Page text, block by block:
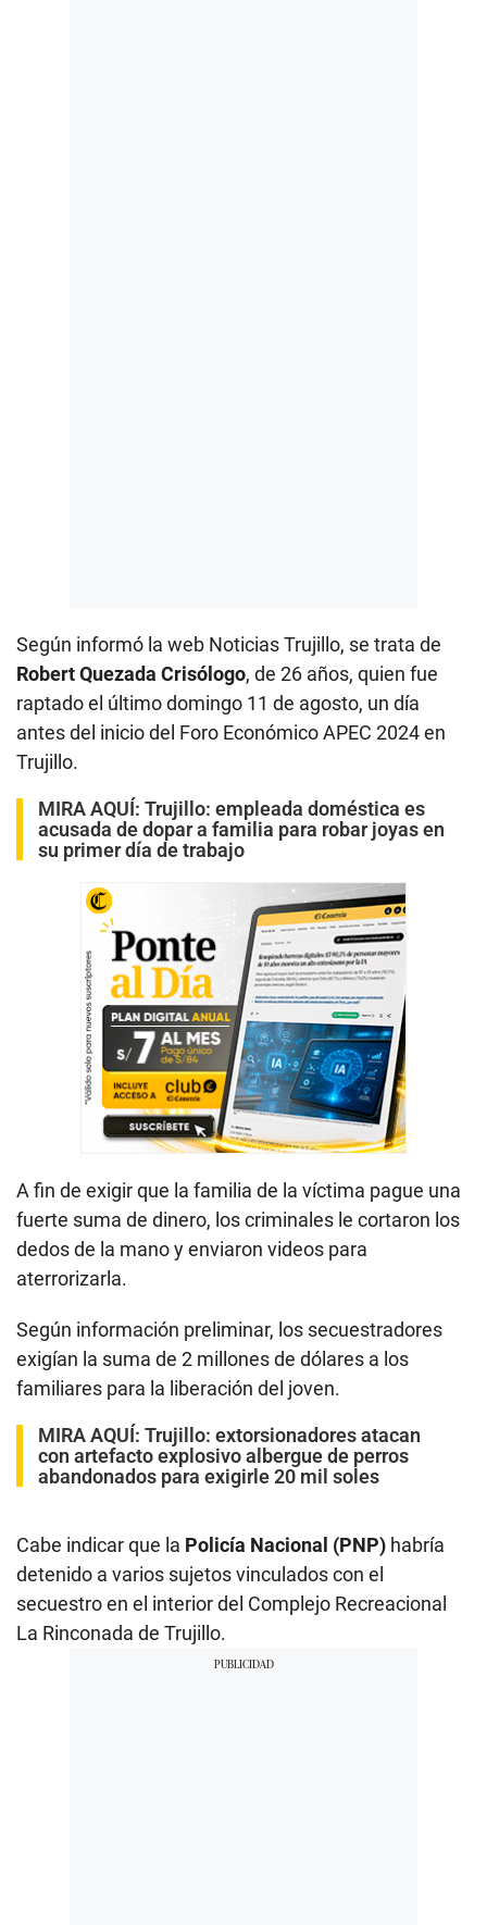
Según informó la web Noticias Trujillo, se trata de
Robert Quezada Crisólogo, de 26 años, quien fue
raptado el último domingo 11 de agosto, un día
antes del inicio del Foro Económico APEC 2024 en
Trujillo.
MIRA AQUÍ: Trujillo: empleada doméstica es
acusada de dopar a familia para robar joyas en
su primer día de trabajo
A fin de exigir que la familia de la víctima pague una
fuerte suma de dinero, los criminales le cortaron los
dedos de la mano y enviaron videos para
aterrorizarla.
Según información preliminar, los secuestradores
exigían la suma de 2 millones de dólares a los
familiares para la liberación del joven.
MIRA AQUÍ: Trujillo: extorsionadores atacan
con artefacto explosivo albergue de perros
abandonados para exigirle 20 mil soles
Cabe indicar que la Policía Nacional (PNP) habría
detenido a varios sujetos vinculados con el
secuestro en el interior del Complejo Recreacional
La Rinconada de Trujillo.